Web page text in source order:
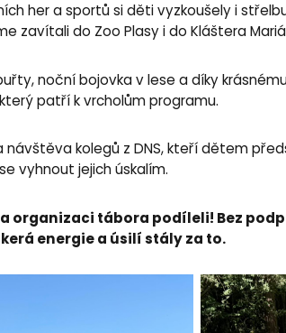
her a sportů si děti vyzkoušely i
zavítali do Zoo Plasy i do Kláštera
noční bojovka v lese a díky
patří k vrcholům programu.
kolegů z DNS, kteří dětem
vyhnout jejich úskalím.
organizaci tábora podíleli! Bez
energie a úsilí stály za to.